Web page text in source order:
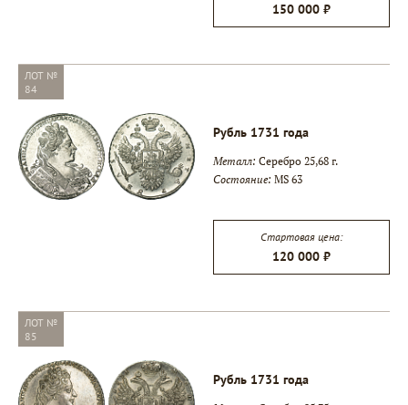
150 000 ₽
ЛОТ №
84
Рубль 1731 года
Металл: Серебро 25,68 г.
Состояние: MS 63
Стартовая цена:
120 000 ₽
ЛОТ №
85
Рубль 1731 года